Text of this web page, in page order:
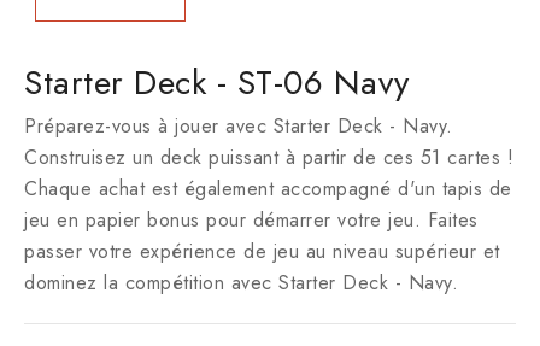
Starter Deck - ST-06 Navy
Préparez-vous à jouer avec Starter Deck - Navy.
Construisez un deck puissant à partir de ces 51 cartes !
Chaque achat est également accompagné d'un tapis de
jeu en papier bonus pour démarrer votre jeu. Faites
passer votre expérience de jeu au niveau supérieur et
dominez la compétition avec Starter Deck - Navy.